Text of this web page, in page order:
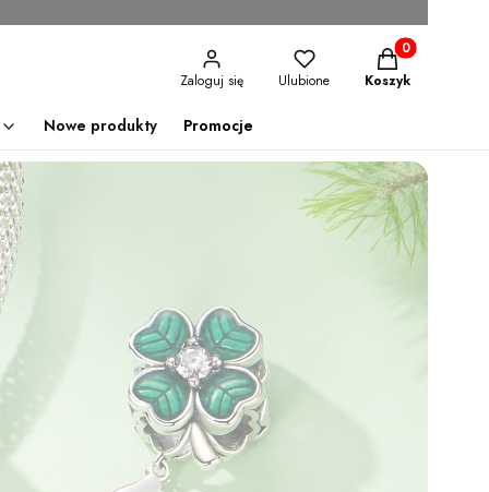
Zaloguj się Ulubione
Produkty w
Koszyk
Nowe produkty Promocje